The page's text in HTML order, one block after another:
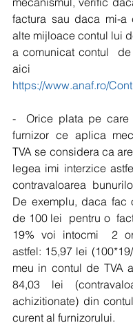
factura sau daca mi-a
alte mijloace contul lui
a comunicat contul
https://www.anaf.ro/
-  Orice plata pe care
furnizor ce aplica
TVA se considera ca
legea imi interzice
contravaloarea
De exemplu, daca fac
de 100 lei  pentru o
19% voi intocmi  2
astfel: 15,97 lei
meu in contul de TVA
84,03 lei
achizitionate) din
curent al furnizorului.